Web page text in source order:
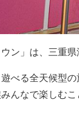
ウン」は、三重
べる全天候型
んなで楽しむこ